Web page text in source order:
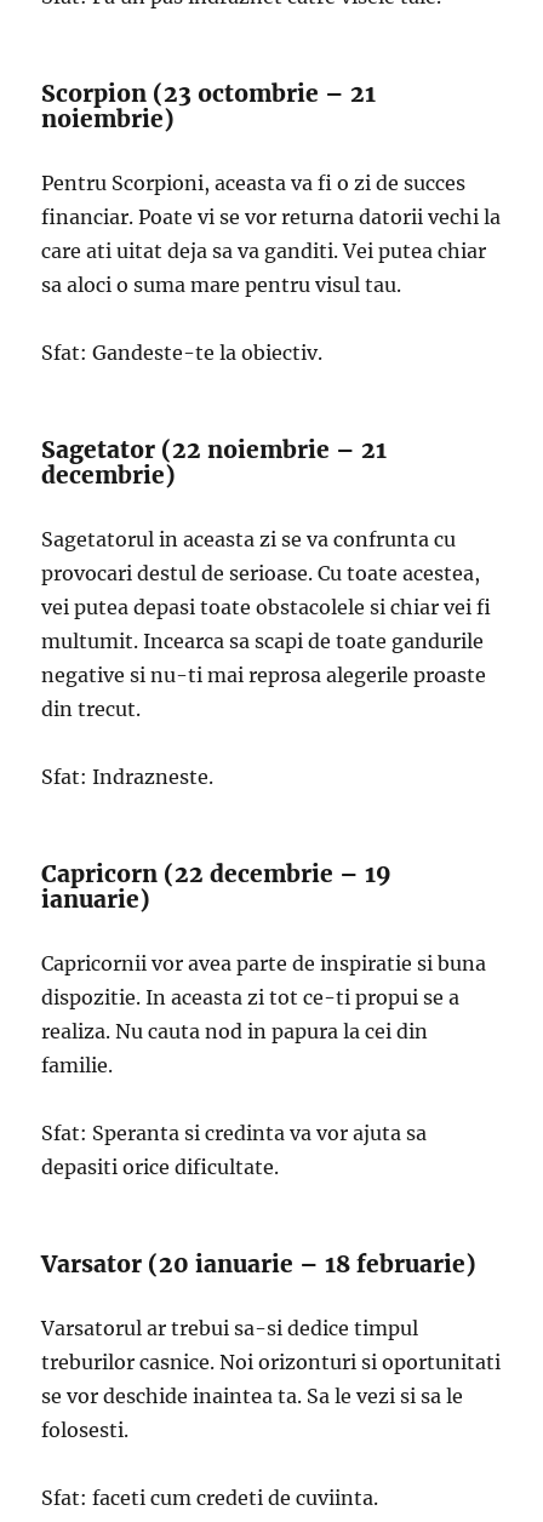
Scorpion (23 octombrie – 21
noiembrie)
Pentru Scorpioni, aceasta va fi o zi de succes
financiar. Poate vi se vor returna datorii vechi la
care ati uitat deja sa va ganditi. Vei putea chiar
sa aloci o suma mare pentru visul tau.
Sfat: Gandeste-te la obiectiv.
Sagetator (22 noiembrie – 21
decembrie)
Sagetatorul in aceasta zi se va confrunta cu
provocari destul de serioase. Cu toate acestea,
vei putea depasi toate obstacolele si chiar vei fi
multumit. Incearca sa scapi de toate gandurile
negative si nu-ti mai reprosa alegerile proaste
din trecut.
Sfat: Indrazneste.
Capricorn (22 decembrie – 19
ianuarie)
Capricornii vor avea parte de inspiratie si buna
dispozitie. In aceasta zi tot ce-ti propui se a
realiza. Nu cauta nod in papura la cei din
familie.
Sfat: Speranta si credinta va vor ajuta sa
depasiti orice dificultate.
Varsator (20 ianuarie – 18 februarie)
Varsatorul ar trebui sa-si dedice timpul
treburilor casnice. Noi orizonturi si oportunitati
se vor deschide inaintea ta. Sa le vezi si sa le
folosesti.
Sfat: faceti cum credeti de cuviinta.